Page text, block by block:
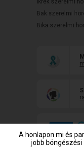
Ikrek szerelmi
Bak szerelmi
Bika szerelmi
A honlapon mi és
jobb böngészési